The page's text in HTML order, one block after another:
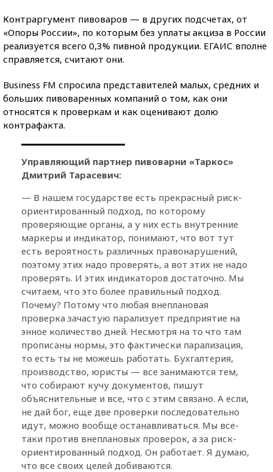
Контраргумент пивоваров — в других подсчетах, от
«Опоры России», по которым без уплаты акциза в России
реализуется всего 0,3% пивной продукции. ЕГАИС вполне
справляется, считают они.
Business FM спросила представителей малых, средних и
больших пивоваренных компаний о том, как они
относятся к проверкам и как оценивают долю
контрафакта.
Управляющий партнер пивоварни «Таркос»
Дмитрий Тарасевич:
— В нашем государстве есть прекрасный риск-
ориентированный подход, по которому
проверяющие органы, а у них есть внутренние
маркеры и индикатор, понимают, что вот тут
есть вероятность различных правонарушений,
поэтому этих надо проверять, а вот этих не надо
проверять. И этих индикаторов достаточно. Мы
считаем, что это более правильный подход.
Почему? Потому что любая внеплановая
проверка зачастую парализует предприятие на
энное количество дней. Несмотря на то что там
прописаны нормы, это фактически парализация,
то есть ты не можешь работать. Бухгалтерия,
производство, юристы — все занимаются тем,
что собирают кучу документов, пишут
объяснительные и все, что с этим связано. А если,
не дай бог, еще две проверки последовательно
идут, можно вообще останавливаться. Мы все-
таки против внеплановых проверок, а за риск-
ориентированный подход. Он работает. Я думаю,
что все своих целей добиваются.